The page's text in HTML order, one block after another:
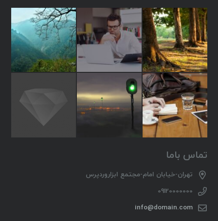
تماس باما
تهران-خیابان امام-مجتمع ابزاروردپرس
09120000000
info@domain.com